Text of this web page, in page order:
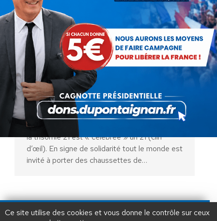
Journée mondiale de la trisomie
21
Actualités ParErick Damaisin
21 mars 2025
Comme chaque année la journée mondiale de
la trisomie 21 est « célébrée » un 21 (clin
d’œil). En signe de solidarité tout le monde est
invité à porter des chaussettes de…
LIBÉRER LA FRANCE
JE FAIS UN DON À DLF
Ce site utilise des cookies et vous donne le contrôle sur ceux